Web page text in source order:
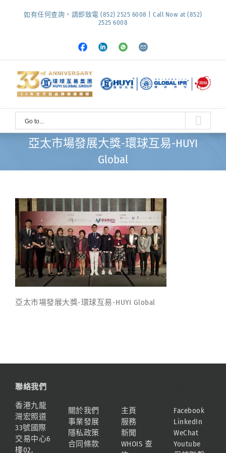
如有任何查詢，請即致電 (852) 2525 6008 | Call Now at (852)
2525 6008
Facebook
LinkedInWhatsapp
Email
Go to...
亞太市場發展大獎-環球互易-HUYI
Global
亞太市場發展大獎-環球互易-HUYI Global
聯絡我們
香港九龍
灣宏照道
33號國際
交易中心6
樓02,
關於我們
事業發展
隱私政策
合同條款
主頁
服務
新聞
WHOIS 查
Facebook
LinkedIn
WeChat
Youtube